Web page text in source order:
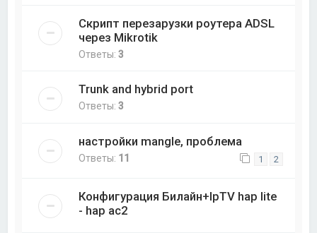
Скрипт перезарузки роутера ADSL
через Mikrotik
Ответы:3
Trunk and hybrid port
Ответы:3
настройки mangle, проблема
Ответы: 11 1 2
Конфигурация Билайн+IpTV hap lite
- hap ac2